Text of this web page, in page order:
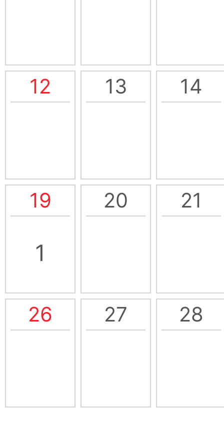
12 13 14
19
1
20 21
26 27 28